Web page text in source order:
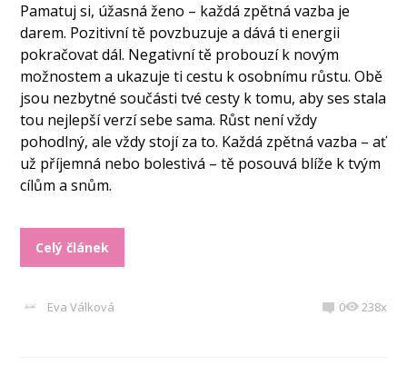
Pamatuj si, úžasná ženo – každá zpětná vazba je
darem. Pozitivní tě povzbuzuje a dává ti energii
pokračovat dál. Negativní tě probouzí k novým
možnostem a ukazuje ti cestu k osobnímu růstu. Obě
jsou nezbytné součásti tvé cesty k tomu, aby ses stala
tou nejlepší verzí sebe sama. Růst není vždy
pohodlný, ale vždy stojí za to. Každá zpětná vazba – ať
už příjemná nebo bolestivá – tě posouvá blíže k tvým
cílům a snům.
Celý článek
Eva Válková 0 238x